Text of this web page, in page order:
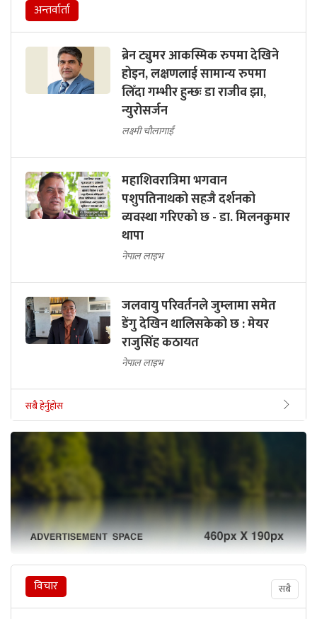
अन्तर्वार्ता
ब्रेन ट्युमर आकस्मिक रुपमा देखिने
होइन, लक्षणलाई सामान्य रुपमा
लिँदा गम्भीर हुन्छः डा राजीव झा,
न्युरोसर्जन
लक्ष्मी चौलागाईं
महाशिवरात्रिमा भगवान
पशुपतिनाथको सहजै दर्शनको
व्यवस्था गरिएको छ - डा. मिलनकुमार
थापा
नेपाल लाइभ
जलवायु परिवर्तनले जुम्लामा समेत
डेंगु देखिन थालिसकेको छ : मेयर
राजुसिंह कठायत
नेपाल लाइभ
सबै हेर्नुहोस
विचार सबै